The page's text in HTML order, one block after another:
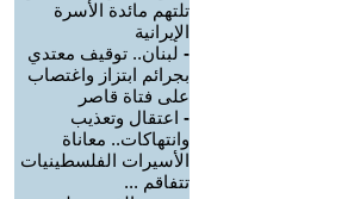
تلتهم مائدة الأسرة
الإيرانية
- لبنان.. توقيف معتدي
بجرائم ابتزاز واغتصاب
على فتاة قاصر
- اعتقال وتعذيب
وانتهاكات.. معاناة
الأسيرات الفلسطينيات
تتفاقم ...